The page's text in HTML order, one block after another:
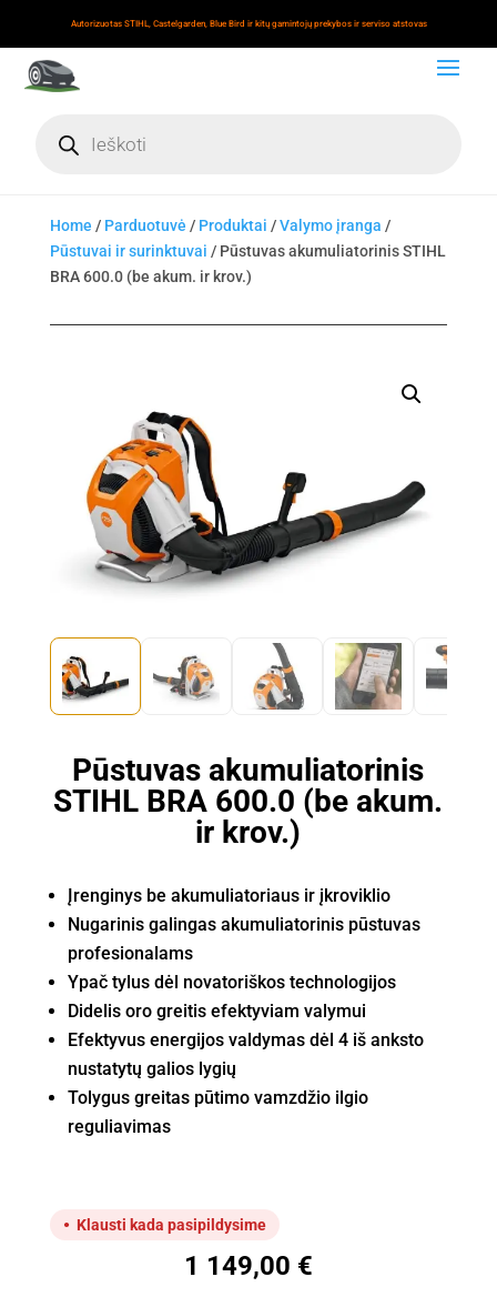
Autorizuotas STIHL, Castelgarden, Blue Bird ir kitų gamintojų prekybos ir serviso atstovas
search
Home / Parduotuvė / Produktai /Valymo įranga /
Pūstuvai ir surinktuvai / Pūstuvas akumuliatorinis STIHL
BRA 600.0 (be akum. ir krov.)
Pūstuvas akumuliatorinis
STIHL BRA 600.0 (be akum.
ir krov.)
Įrenginys be akumuliatoriaus ir įkroviklio
Nugarinis galingas akumuliatorinis pūstuvas
profesionalams
Ypač tylus dėl novatoriškos technologijos
Didelis oro greitis efektyviam valymui
Efektyvus energijos valdymas dėl 4 iš anksto
nustatytų galios lygių
Tolygus greitas pūtimo vamzdžio ilgio
reguliavimas
Klausti kada pasipildysime
1 149,00 €